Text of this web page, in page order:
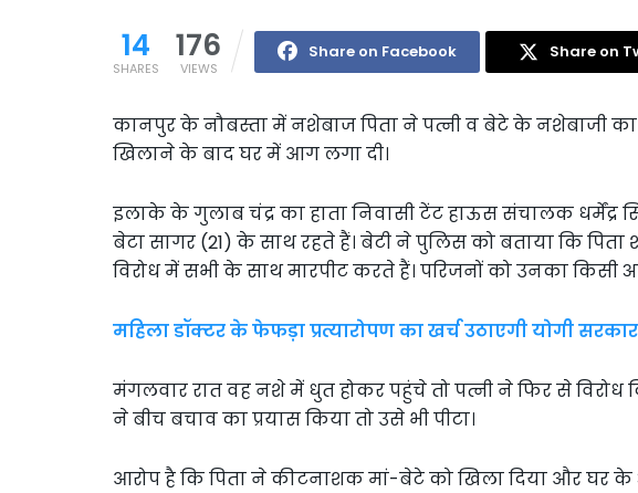
14
SHARES
176
VIEWS
Share on Facebook Share on
कानपुर के नौबस्ता में नशेबाज पिता ने पत्नी व बेटे के नशेबाजी
खिलाने के बाद घर में आग लगा दी।
इलाके के गुलाब चंद्र का हाता निवासी टेंट हाऊस संचालक धर्मेंद्र
बेटा सागर (21) के साथ रहते हैं। बेटी ने पुलिस को बताया कि
विरोध में सभी के साथ मारपीट करते हैं। परिजनों को उनका किसी
महिला डॉक्टर के फेफड़ा प्रत्यारोपण का खर्च उठाएगी योगी
मंगलवार रात वह नशे में धुत होकर पहुंचे तो पत्नी ने फिर से विरोध
ने बीच बचाव का प्रयास किया तो उसे भी पीटा।
आरोप है कि पिता ने कीटनाशक मां-बेटे को खिला दिया और घर के